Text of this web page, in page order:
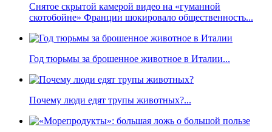
Снятое скрытой камерой видео на «гуманной
скотобойне» Франции шокировало общественность...
Год тюрьмы за брошенное животное в Италии...
Почему люди едят трупы животных?...